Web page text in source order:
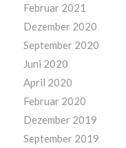
Februar 2021
Dezember 2020
September 2020
Juni 2020
April 2020
Februar 2020
Dezember 2019
September 2019